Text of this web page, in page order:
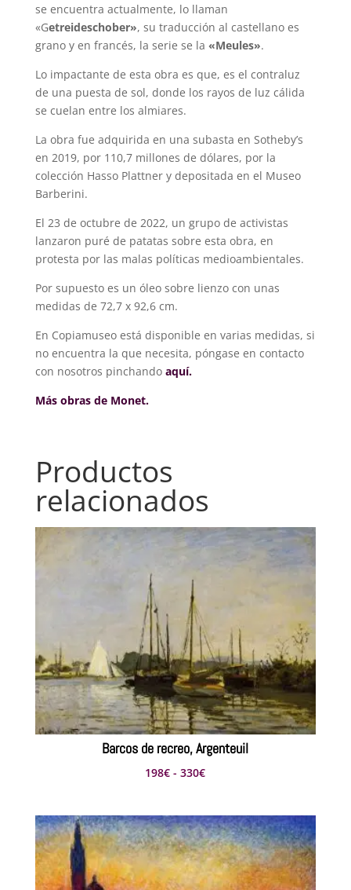
se encuentra actualmente, lo llaman
«Getreideschober», su traducción al castellano es
grano y en francés, la serie se la «Meules».
Lo impactante de esta obra es que, es el contraluz
de una puesta de sol, donde los rayos de luz cálida
se cuelan entre los almiares.
La obra fue adquirida en una subasta en Sotheby’s
en 2019, por 110,7 millones de dólares, por la
colección Hasso Plattner y depositada en el Museo
Barberini.
El 23 de octubre de 2022, un grupo de activistas
lanzaron puré de patatas sobre esta obra, en
protesta por las malas políticas medioambientales.
Por supuesto es un óleo sobre lienzo con unas
medidas de 72,7 x 92,6 cm.
En Copiamuseo está disponible en varias medidas, si
no encuentra la que necesita, póngase en contacto
con nosotros pinchando aquí.
Más obras de Monet.
Productos
relacionados
Barcos de recreo, Argenteuil
198€ - 330€Rango
precios:
desde
198€
hasta